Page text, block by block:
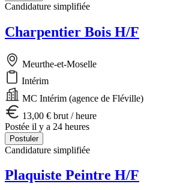
Candidature simplifiée
Charpentier Bois H/F
Meurthe-et-Moselle
Intérim
MC Intérim (agence de Fléville)
13,00 € brut / heure
Postée il y a 24 heures
Postuler
Candidature simplifiée
Plaquiste Peintre H/F